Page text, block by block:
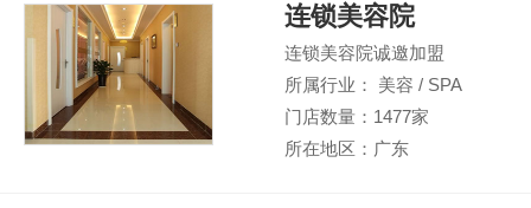
连锁美容院
连锁美容院诚邀加盟
所属行业： 美容 / SPA
门店数量：1477家
所在地区：广东